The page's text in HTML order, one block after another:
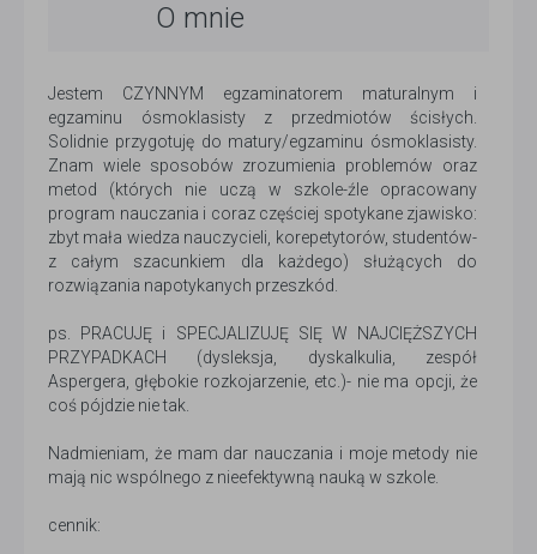
O mnie
Jestem CZYNNYM egzaminatorem maturalnym i
egzaminu ósmoklasisty z przedmiotów ścisłych.
Solidnie przygotuję do matury/egzaminu ósmoklasisty.
Znam wiele sposobów zrozumienia problemów oraz
metod (których nie uczą w szkole-źle opracowany
program nauczania i coraz częściej spotykane zjawisko:
zbyt mała wiedza nauczycieli, korepetytorów, studentów-
z całym szacunkiem dla każdego) służących do
rozwiązania napotykanych przeszkód.
ps. PRACUJĘ i SPECJALIZUJĘ SIĘ W NAJCIĘŻSZYCH
PRZYPADKACH (dysleksja, dyskalkulia, zespół
Aspergera, głębokie rozkojarzenie, etc.)- nie ma opcji, że
coś pójdzie nie tak.
Nadmieniam, że mam dar nauczania i moje metody nie
mają nic wspólnego z nieefektywną nauką w szkole.
cennik: